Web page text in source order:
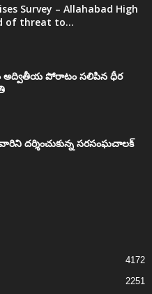
Survey – Allahabad High
of threat to...
పోరాటం సలిపిన ధీర
దర్శించుకున్న సరసంఘచాలక్
4172
2251